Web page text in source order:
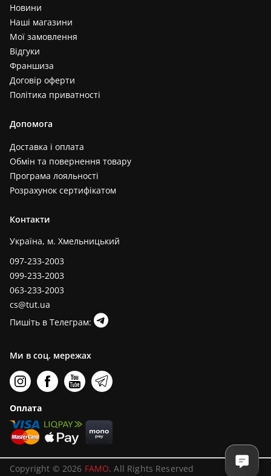
Новини
Наші магазини
Мої замовлення
Відгуки
Франшиза
Договір оферти
Політика приватності
Допомога
Доставка і оплата
Обмін та повернення товару
Програма лояльності
Розрахунок сертифікатом
Контакти
Україна, м. Хмельницький
097-233-2003
099-233-2003
063-233-2003
cs@tut.ua
Пишіть в Телеграм:
Ми в соц. мережах
Оплата
Copyright © 2026 FAMO. All Rights Reserved